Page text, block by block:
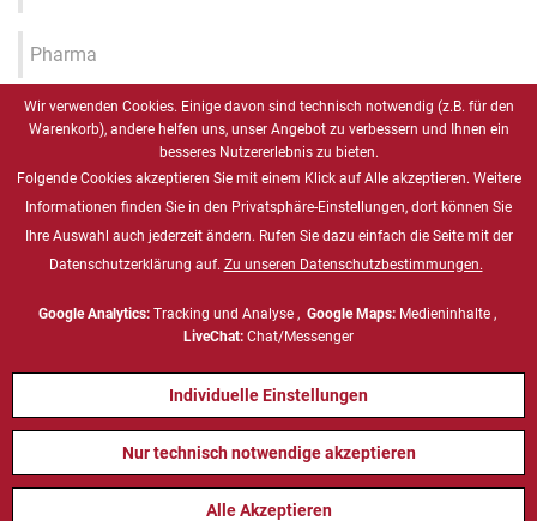
Pharma
Industrie 4.0 / IIOT / Smart
Gesundheitswesen
Marine
Energie & Chemie, ATEX
Wir verwenden Cookies. Einige davon sind technisch notwendig (z.B. für den
Warenkorb), andere helfen uns, unser Angebot zu verbessern und Ihnen ein
besseres Nutzererlebnis zu bieten.
Folgende Cookies akzeptieren Sie mit einem Klick auf Alle akzeptieren. Weitere
Informationen finden Sie in den Privatsphäre-Einstellungen, dort können Sie
Ihre Auswahl auch jederzeit ändern. Rufen Sie dazu einfach die Seite mit der
Datenschutzerklärung auf. Zu unseren Datenschutzbestimmungen.
Google Analytics:Tracking und Analyse , Google Maps:Medieninhalte ,
LiveChat: Chat/Messenger
Individuelle Einstellungen
Nur technisch notwendige akzeptieren
Alle Akzeptieren